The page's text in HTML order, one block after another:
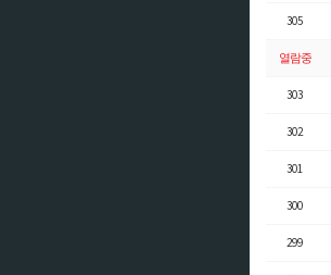
305
열람중
303
302
301
300
299